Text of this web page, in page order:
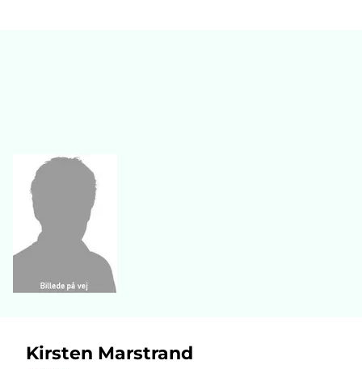
Kirsten Marstrand